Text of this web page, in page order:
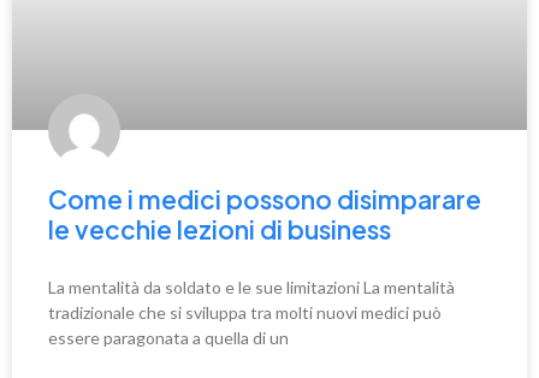
Come i medici possono disimparare
le vecchie lezioni di business
La mentalità da soldato e le sue limitazioni La mentalità
tradizionale che si sviluppa tra molti nuovi medici può
essere paragonata a quella di un